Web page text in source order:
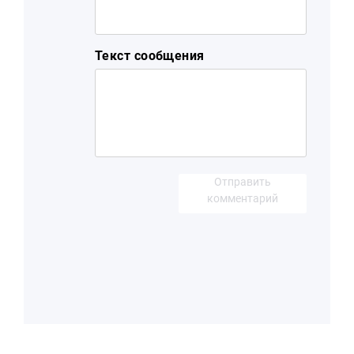
Текст сообщения
Отправить
комментарий